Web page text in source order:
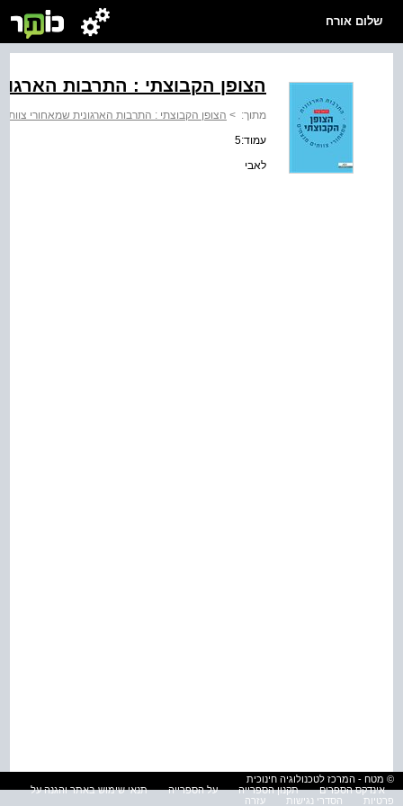
שלום אורח
הצופן הקבוצתי : התרבות
מתוך: > הצופן הקבוצתי : התרבות הארגונית שמאחורי
עמוד:5
לאבי
© מטח - המרכז לטכנולוגיה חינוכית
אינדקס הספרים
תקנון הספרייה על הספרייה
תנאי שימוש באתר והגנה על
פרטיות
הסדרי נגישות עזרה